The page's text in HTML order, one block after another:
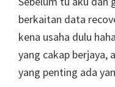
berkaitan data
kena usaha dulu
yang cakap berjaya,
yang penting ada